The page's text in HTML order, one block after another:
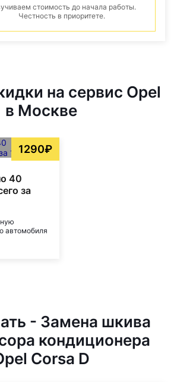
стоимость до начала работы.
Честность в приоритете.
на сервис Opel
в Москве
1290₽
40
за
автомобиля
- Замена шкива
кондиционера
Corsa D